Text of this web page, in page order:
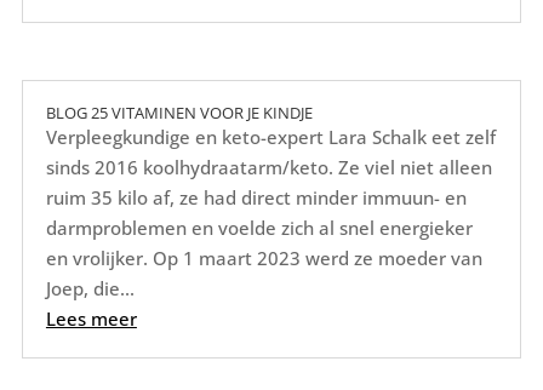
BLOG 25 VITAMINEN VOOR JE KINDJE
Verpleegkundige en keto-expert Lara Schalk eet zelf
sinds 2016 koolhydraatarm/keto. Ze viel niet alleen
ruim 35 kilo af, ze had direct minder immuun- en
darmproblemen en voelde zich al snel energieker
en vrolijker. Op 1 maart 2023 werd ze moeder van
Joep, die...
Lees meer